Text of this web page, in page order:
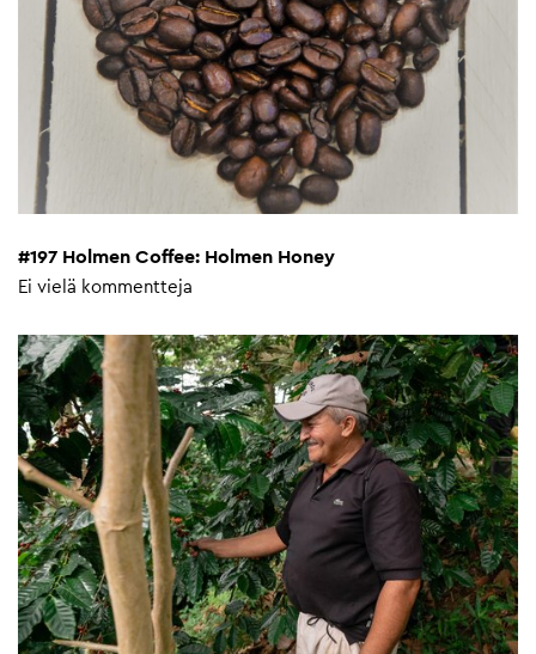
#197 Holmen Coffee: Holmen Honey
Ei vielä kommentteja